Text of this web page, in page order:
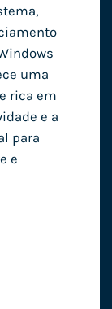
uma
rica em
e a
para
e